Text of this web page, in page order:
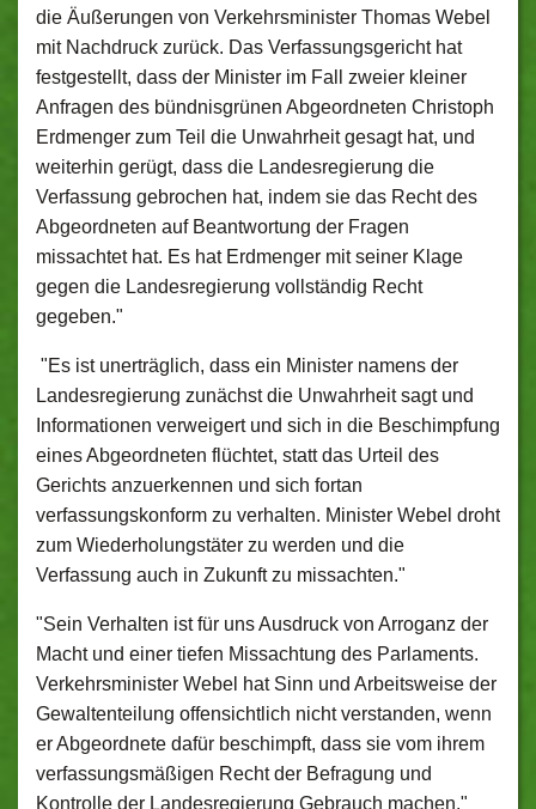
die Äußerungen von Verkehrsminister Thomas Webel
mit Nachdruck zurück. Das Verfassungsgericht hat
festgestellt, dass der Minister im Fall zweier kleiner
Anfragen des bündnisgrünen Abgeordneten Christoph
Erdmenger zum Teil die Unwahrheit gesagt hat, und
weiterhin gerügt, dass die Landesregierung die
Verfassung gebrochen hat, indem sie das Recht des
Abgeordneten auf Beantwortung der Fragen
missachtet hat. Es hat Erdmenger mit seiner Klage
gegen die Landesregierung vollständig Recht
gegeben."
"Es ist unerträglich, dass ein Minister namens der
Landesregierung zunächst die Unwahrheit sagt und
Informationen verweigert und sich in die Beschimpfung
eines Abgeordneten flüchtet, statt das Urteil des
Gerichts anzuerkennen und sich fortan
verfassungskonform zu verhalten. Minister Webel droht
zum Wiederholungstäter zu werden und die
Verfassung auch in Zukunft zu missachten."
"Sein Verhalten ist für uns Ausdruck von Arroganz der
Macht und einer tiefen Missachtung des Parlaments.
Verkehrsminister Webel hat Sinn und Arbeitsweise der
Gewaltenteilung offensichtlich nicht verstanden, wenn
er Abgeordnete dafür beschimpft, dass sie vom ihrem
verfassungsmäßigen Recht der Befragung und
Kontrolle der Landesregierung Gebrauch machen."